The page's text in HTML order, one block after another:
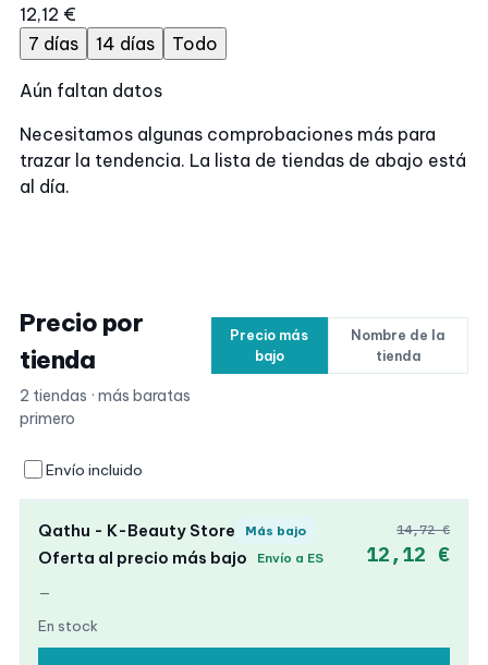
12,12 €
7 días
14 días Todo
Aún faltan datos
Necesitamos algunas comprobaciones más para
trazar la tendencia. La lista de tiendas de abajo está
al día.
Precio por
tienda
2 tiendas · más baratas
primero
Precio más
bajo
Nombre de la
tienda
Envío incluido
Qathu - K-Beauty Store Más bajo
Oferta al precio más bajo Envío a ES
—
En stock
14,72 €
12,12 €